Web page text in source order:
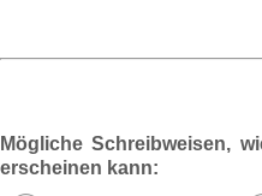
Mögliche Schreibweisen,
erscheinen kann: